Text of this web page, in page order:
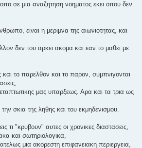
σε μια αναζητηση νοηματος εκει οπου δεν
ειναι η μεριμνα της αιωνιοτητας, και
δεν του αρκει ακομα και εαν το μαθει με
και το παρελθον και το παρον, συμπνιγονται
μας υπαρξεως. Αρα και τα τρια ως
σκια της ληθης και του εκμηδενισμου.
τι "κρυβουν" αυτες οι χρονικες διαστασεις,
και σωτηριολογικα,
μια ακορεστη επιφανειακη περιεργεια,